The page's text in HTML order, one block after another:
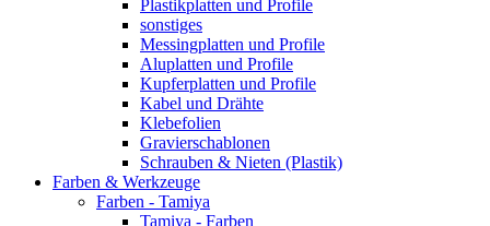
Plastikplatten und Profile
sonstiges
Messingplatten und Profile
Aluplatten und Profile
Kupferplatten und Profile
Kabel und Drähte
Klebefolien
Gravierschablonen
Schrauben & Nieten (Plastik)
Farben & Werkzeuge
Farben - Tamiya
Tamiya - Farben